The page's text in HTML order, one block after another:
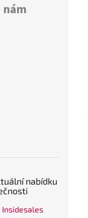
nabídku
Insidesales